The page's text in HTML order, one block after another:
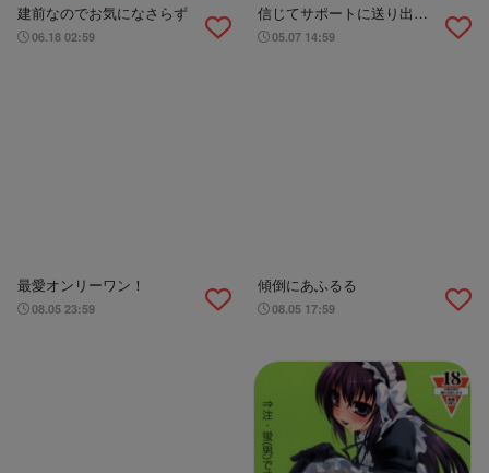
建前なのでお気になさらず
06.18 02:59
信じてサポートに送り出し
た孔明が……
05.07 14:59
最愛オンリーワン！
08.05 23:59
傾倒にあふるる
08.05 17:59